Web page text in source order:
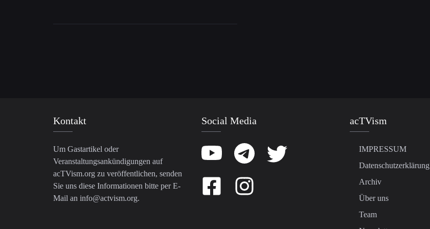
Kontakt
Um Gastartikel oder
Veranstaltungsankündigungen auf
acTVism.org zu veröffentlichen, senden
Sie uns diese Informationen bitte per E-
Mail an info@actvism.org.
Social Media acTVism
IMPRESSUM
Datenschutzerklärung
Archiv
Über uns
Team